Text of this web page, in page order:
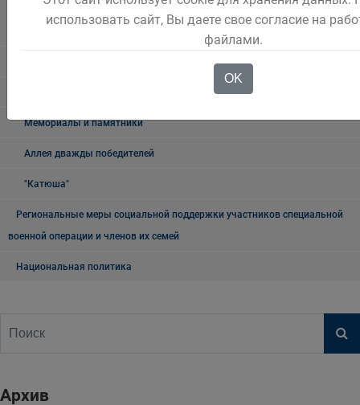
освободившихся из мест лишения свободы Беловского городского
Мемориалы и памятники
Аллея дважды победителей
"Катюша"
Региональные меры социальной поддержки участников специальной
военной операции и членов их семей
Национальная политика
Архив
использовать сайт, Вы даете свое согласие на
файлами.
OK